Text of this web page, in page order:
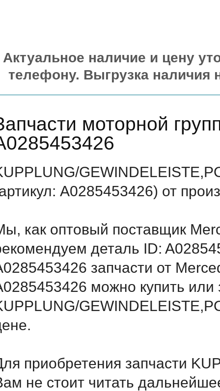
Актуальное наличие и цену
телефону. Выгрузка наличия
моторной
A0285453426) от
как оптовый поставщик
деталь ID:
запчасти от
можно купить или
приобретения запчасти
не стоит читать